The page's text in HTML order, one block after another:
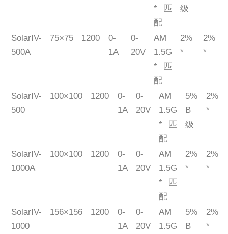
*匹
配
级
SolarIV-
500A
75×75 1200
0-
1A
0-
20V
AM
1.5G
*匹
配
2%
*
2%
*
SolarIV-
500
100×100 1200
0-
1A
0-
20V
AM
1.5G
*匹
配
5%
B
级
2%
*
SolarIV-
1000A
100×100 1200
0-
1A
0-
20V
AM
1.5G
*匹
配
2%
*
2%
*
SolarIV-
1000
156×156 1200
0-
1A
0-
20V
AM
1.5G
5%
B
2%
*